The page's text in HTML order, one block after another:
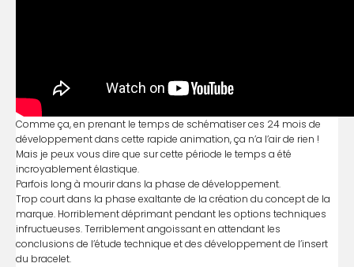
Comme ça, en prenant le temps de schématiser ces 24 mois de
développement dans cette rapide animation, ça n’a l’air de rien !
Mais je peux vous dire que sur cette période le temps a été
incroyablement élastique.
Parfois long à mourir dans la phase de développement.
Trop court dans la phase exaltante de la création du concept de la
marque. Horriblement déprimant pendant les options techniques
infructueuses. Terriblement angoissant en attendant les
conclusions de l’étude technique et des développement de l’insert
du bracelet.